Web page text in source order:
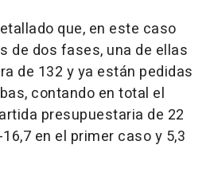
que, en este caso
de dos fases, una de ellas
de 132 y ya están pedidas
contando en total el
presupuestaria de 22
en el primer caso y 5,3